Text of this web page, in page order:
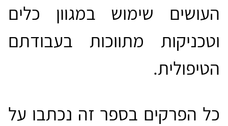
העושים שימוש במגוון כלים
וטכניקות מתווכות בעבודתם
הטיפולית.
כל הפרקים בספר זה נכתבו על